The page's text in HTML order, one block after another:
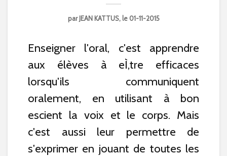
parJEAN KATTUS, le 01-11-2015
Enseigner l'oral, c'est apprendre
aux élèves à eÌ‚tre efficaces
lorsqu'ils communiquent
oralement, en utilisant à bon
escient la voix et le corps. Mais
c'est aussi leur permettre de
s'exprimer en jouant de toutes les